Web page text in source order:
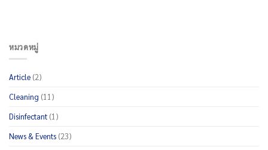
หมวดหมู่
Article (2)
Cleaning (11)
Disinfectant (1)
News & Events (23)